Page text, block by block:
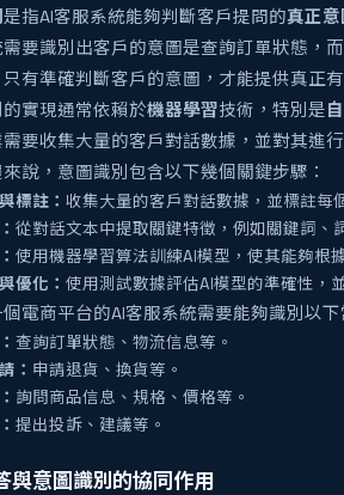
是指AI客服系統能夠判斷客戶提問的真正意
要識別出客戶的意圖是查詢訂單狀態，
有準確判斷客戶的意圖，才能提供真正
實現通常依賴於機器學習技術，特別是
要收集大量的客戶對話數據，並對其進
說，意圖識別包含以下幾個關鍵步驟：
標註： 收集大量的客戶對話數據，並標註每
從對話文本中提取關鍵特徵，例如關鍵詞、
使用機器學習算法訓練AI模型，使其能夠根
優化： 使用測試數據評估AI模型的準確性，
電商平台的AI客服系統需要能夠識別以下
查詢訂單狀態、物流信息等。
： 申請退貨、換貨等。
詢問商品信息、規格、價格等。
提出投訴、建議等。
與意圖識別的協同作用